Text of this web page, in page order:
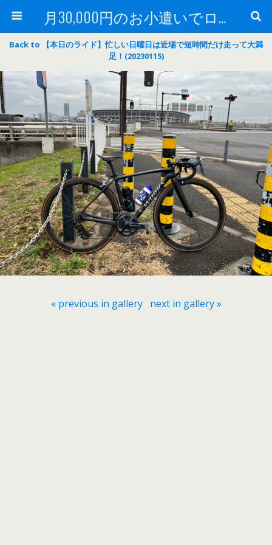
月30,000円のお小遣いでロードバイク
Back to 【本日のライド】忙しい日曜日は近場で短時間だけ走って大満
足！(20230115)
« previous in gallery next in gallery »